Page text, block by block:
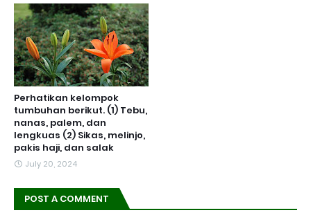
Perhatikan kelompok
tumbuhan berikut. (1) Tebu,
nanas, palem, dan
lengkuas (2) Sikas, melinjo,
pakis haji, dan salak
July 20, 2024
POST A COMMENT